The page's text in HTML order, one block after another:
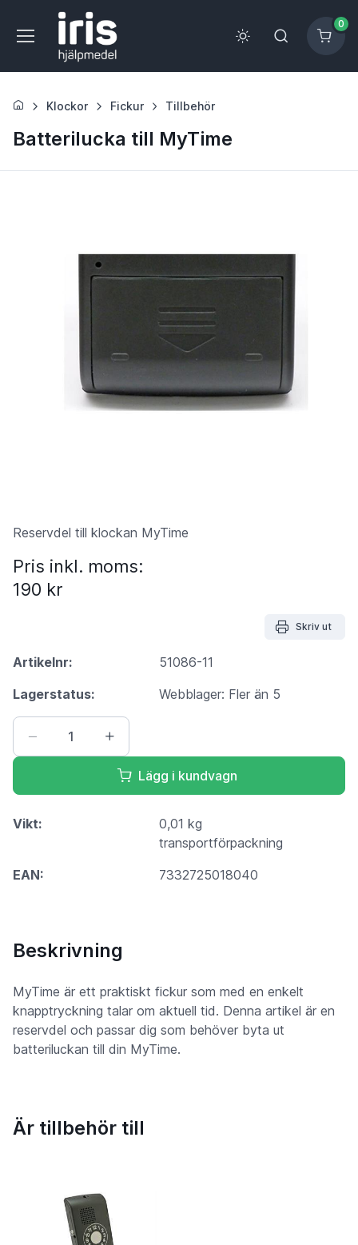
0
Klockor Fickur Tillbehör
Batterilucka till MyTime
Reservdel till klockan MyTime
Pris inkl. moms:
190 kr
Skriv ut
Artikelnr:
51086-11
Lagerstatus:
Webblager: Fler än 5
Lägg i kundvagn
Vikt:
0,01 kg
transportförpackning
EAN:
7332725018040
Beskrivning
MyTime är ett praktiskt fickur som med en enkelt
knapptryckning talar om aktuell tid. Denna artikel är en
reservdel och passar dig som behöver byta ut
batteriluckan till din MyTime.
Är tillbehör till